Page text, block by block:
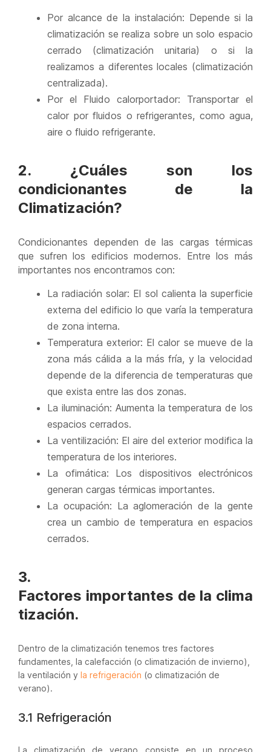
Por alcance de la instalación: Depende si la
climatización se realiza sobre un solo espacio
cerrado (climatización unitaria) o si la
realizamos a diferentes locales (climatización
centralizada).
Por el Fluido calorportador: Transportar el
calor por fluidos o refrigerantes, como agua,
aire o fluido refrigerante.
2. ¿Cuáles son los
condicionantes de la
Climatización?
Condicionantes dependen de las cargas térmicas
que sufren los edificios modernos. Entre los más
importantes nos encontramos con:
La radiación solar: El sol calienta la superficie
externa del edificio lo que varía la temperatura
de zona interna.
Temperatura exterior: El calor se mueve de la
zona más cálida a la más fría, y la velocidad
depende de la diferencia de temperaturas que
que exista entre las dos zonas.
La iluminación: Aumenta la temperatura de los
espacios cerrados.
La ventilización: El aire del exterior modifica la
temperatura de los interiores.
La ofimática: Los dispositivos electrónicos
generan cargas térmicas importantes.
La ocupación: La aglomeración de la gente
crea un cambio de temperatura en espacios
cerrados.
3.
Factores importantes de la clima
tización.
Dentro de la climatización tenemos tres factores
fundamentes, la calefacción (o climatización de invierno),
la ventilación y la refrigeración (o climatización de
verano).
3.1 Refrigeración
La climatización de verano consiste en un proceso